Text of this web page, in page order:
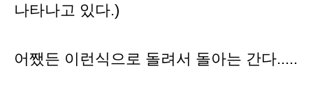
나타나고 있다.)
어쨌든 이런식으로 돌려서 돌아는 간다.....